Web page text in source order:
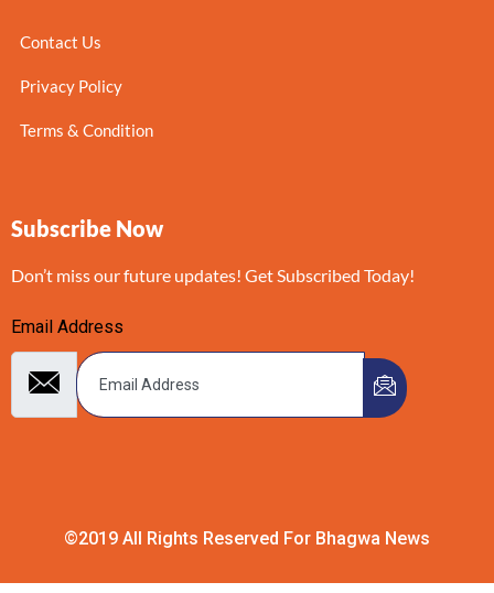
Contact Us
Privacy Policy
Terms & Condition
Subscribe Now
Don’t miss our future updates! Get Subscribed Today!
Email Address
©2019 All Rights Reserved For Bhagwa News